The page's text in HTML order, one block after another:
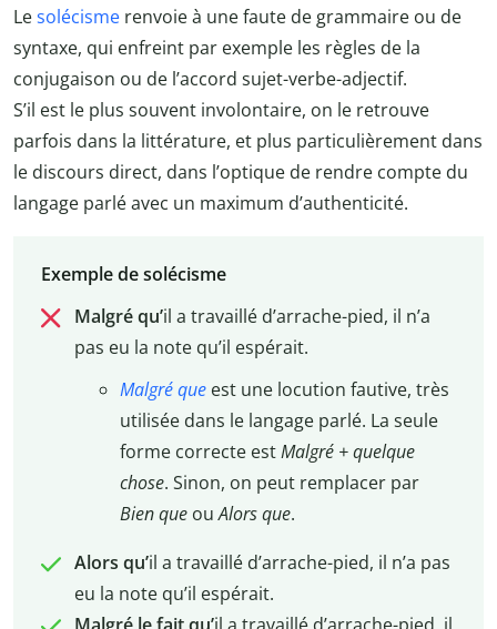
Lesolécisme renvoie à une faute de grammaire ou de
syntaxe, qui enfreint par exemple les règles de la
conjugaison ou de l’accord sujet-verbe-adjectif.
S’il est le plus souvent involontaire, on le retrouve
parfois dans la littérature, et plus particulièrement dans
le discours direct, dans l’optique de rendre compte du
langage parlé avec un maximum d’authenticité.
Exemple de solécisme
Malgré qu’il a travaillé d’arrache-pied, il n’a
pas eu la note qu’il espérait.
Malgré queest une locution fautive, très
utilisée dans le langage parlé. La seule
forme correcte estMalgré + quelque
chose. Sinon, on peut remplacer par
Bien queouAlors que.
Alors qu’il a travaillé d’arrache-pied, il n’a pas
eu la note qu’il espérait.